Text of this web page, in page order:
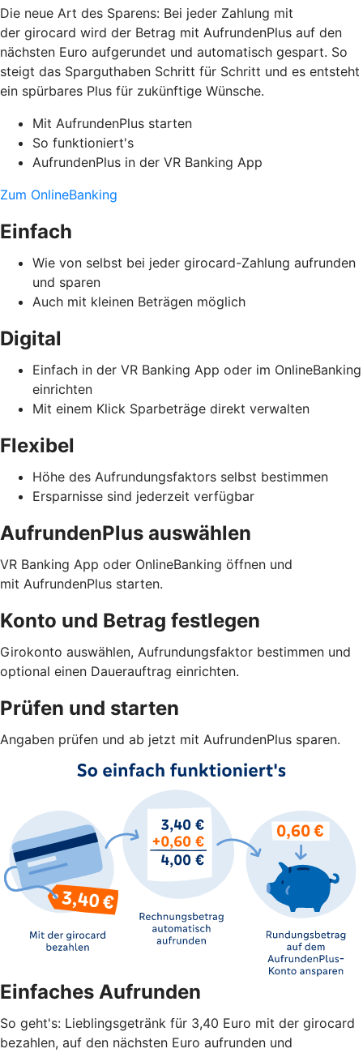
Die neue Art des Sparens: Bei jeder Zahlung mit
der girocard wird der Betrag mit AufrundenPlus auf den
nächsten Euro aufgerundet und automatisch gespart. So
steigt das Sparguthaben Schritt für Schritt und es entsteht
ein spürbares Plus für zukünftige Wünsche.
Mit AufrundenPlus starten
So funktioniert's
AufrundenPlus in der VR Banking App
Zum OnlineBanking
Einfach
Wie von selbst bei jeder girocard-Zahlung aufrunden
und sparen
Auch mit kleinen Beträgen möglich
Digital
Einfach in der VR Banking App oder im OnlineBanking
einrichten
Mit einem Klick Sparbeträge direkt verwalten
Flexibel
Höhe des Aufrundungsfaktors selbst bestimmen
Ersparnisse sind jederzeit verfügbar
AufrundenPlus auswählen
VR Banking App oder OnlineBanking öffnen und
mit AufrundenPlus starten.
Konto und Betrag festlegen
Girokonto auswählen, Aufrundungsfaktor bestimmen und
optional einen Dauerauftrag einrichten.
Prüfen und starten
Angaben prüfen und ab jetzt mit AufrundenPlus sparen.
Einfaches Aufrunden
So geht's: Lieblingsgetränk für 3,40 Euro mit der girocard
bezahlen, auf den nächsten Euro aufrunden und